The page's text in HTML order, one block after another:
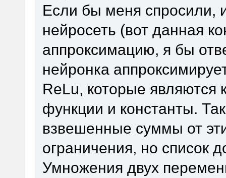
Если бы меня спросили,
нейросеть (вот данная
аппроксимацию, я бы
нейронка
ReLu, которые
функции и константы.
взвешенные суммы от
ограничения, но список
Умножения двух